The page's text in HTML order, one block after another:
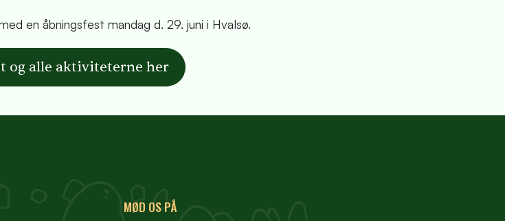
en åbningsfest mandag d. 29. juni i Hvalsø.
og alle aktiviteterne her
MØD OS PÅ